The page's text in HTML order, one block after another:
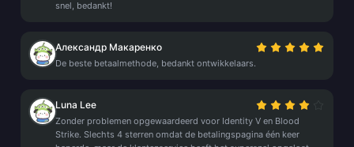
snel, bedankt!
Александр Макаренко
De beste betaalmethode, bedankt ontwikkelaars.
Luna Lee
Zonder problemen opgewaardeerd voor Identity V en Blood
Strike. Slechts 4 sterren omdat de betalingspagina één keer